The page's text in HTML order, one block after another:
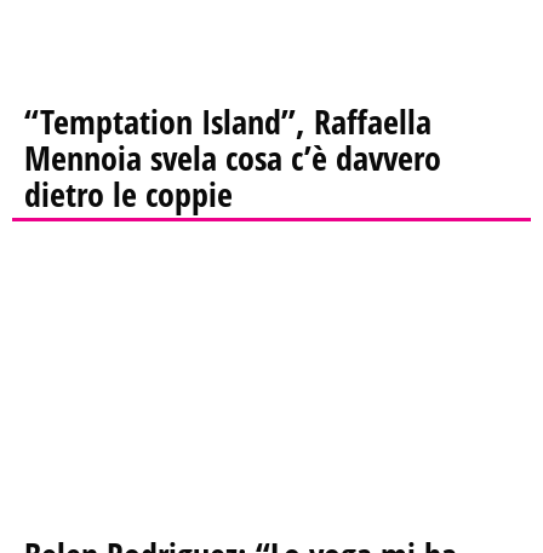
“Temptation Island”, Raffaella
Mennoia svela cosa c’è davvero
dietro le coppie